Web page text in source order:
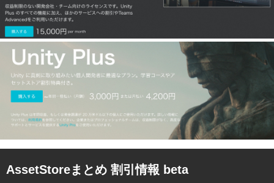
AssetStoreまとめ 割引情報 beta